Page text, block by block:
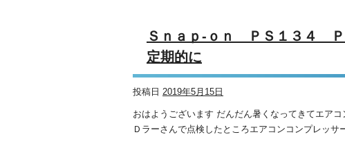
Ｓｎａｐ-ｏｎ ＰＳ１３４
定期的に
投稿日 2019年5月15日
おはようございます だんだん暑くなってきてエア
Ｄラーさんで点検したところエアコンコンプレッサ